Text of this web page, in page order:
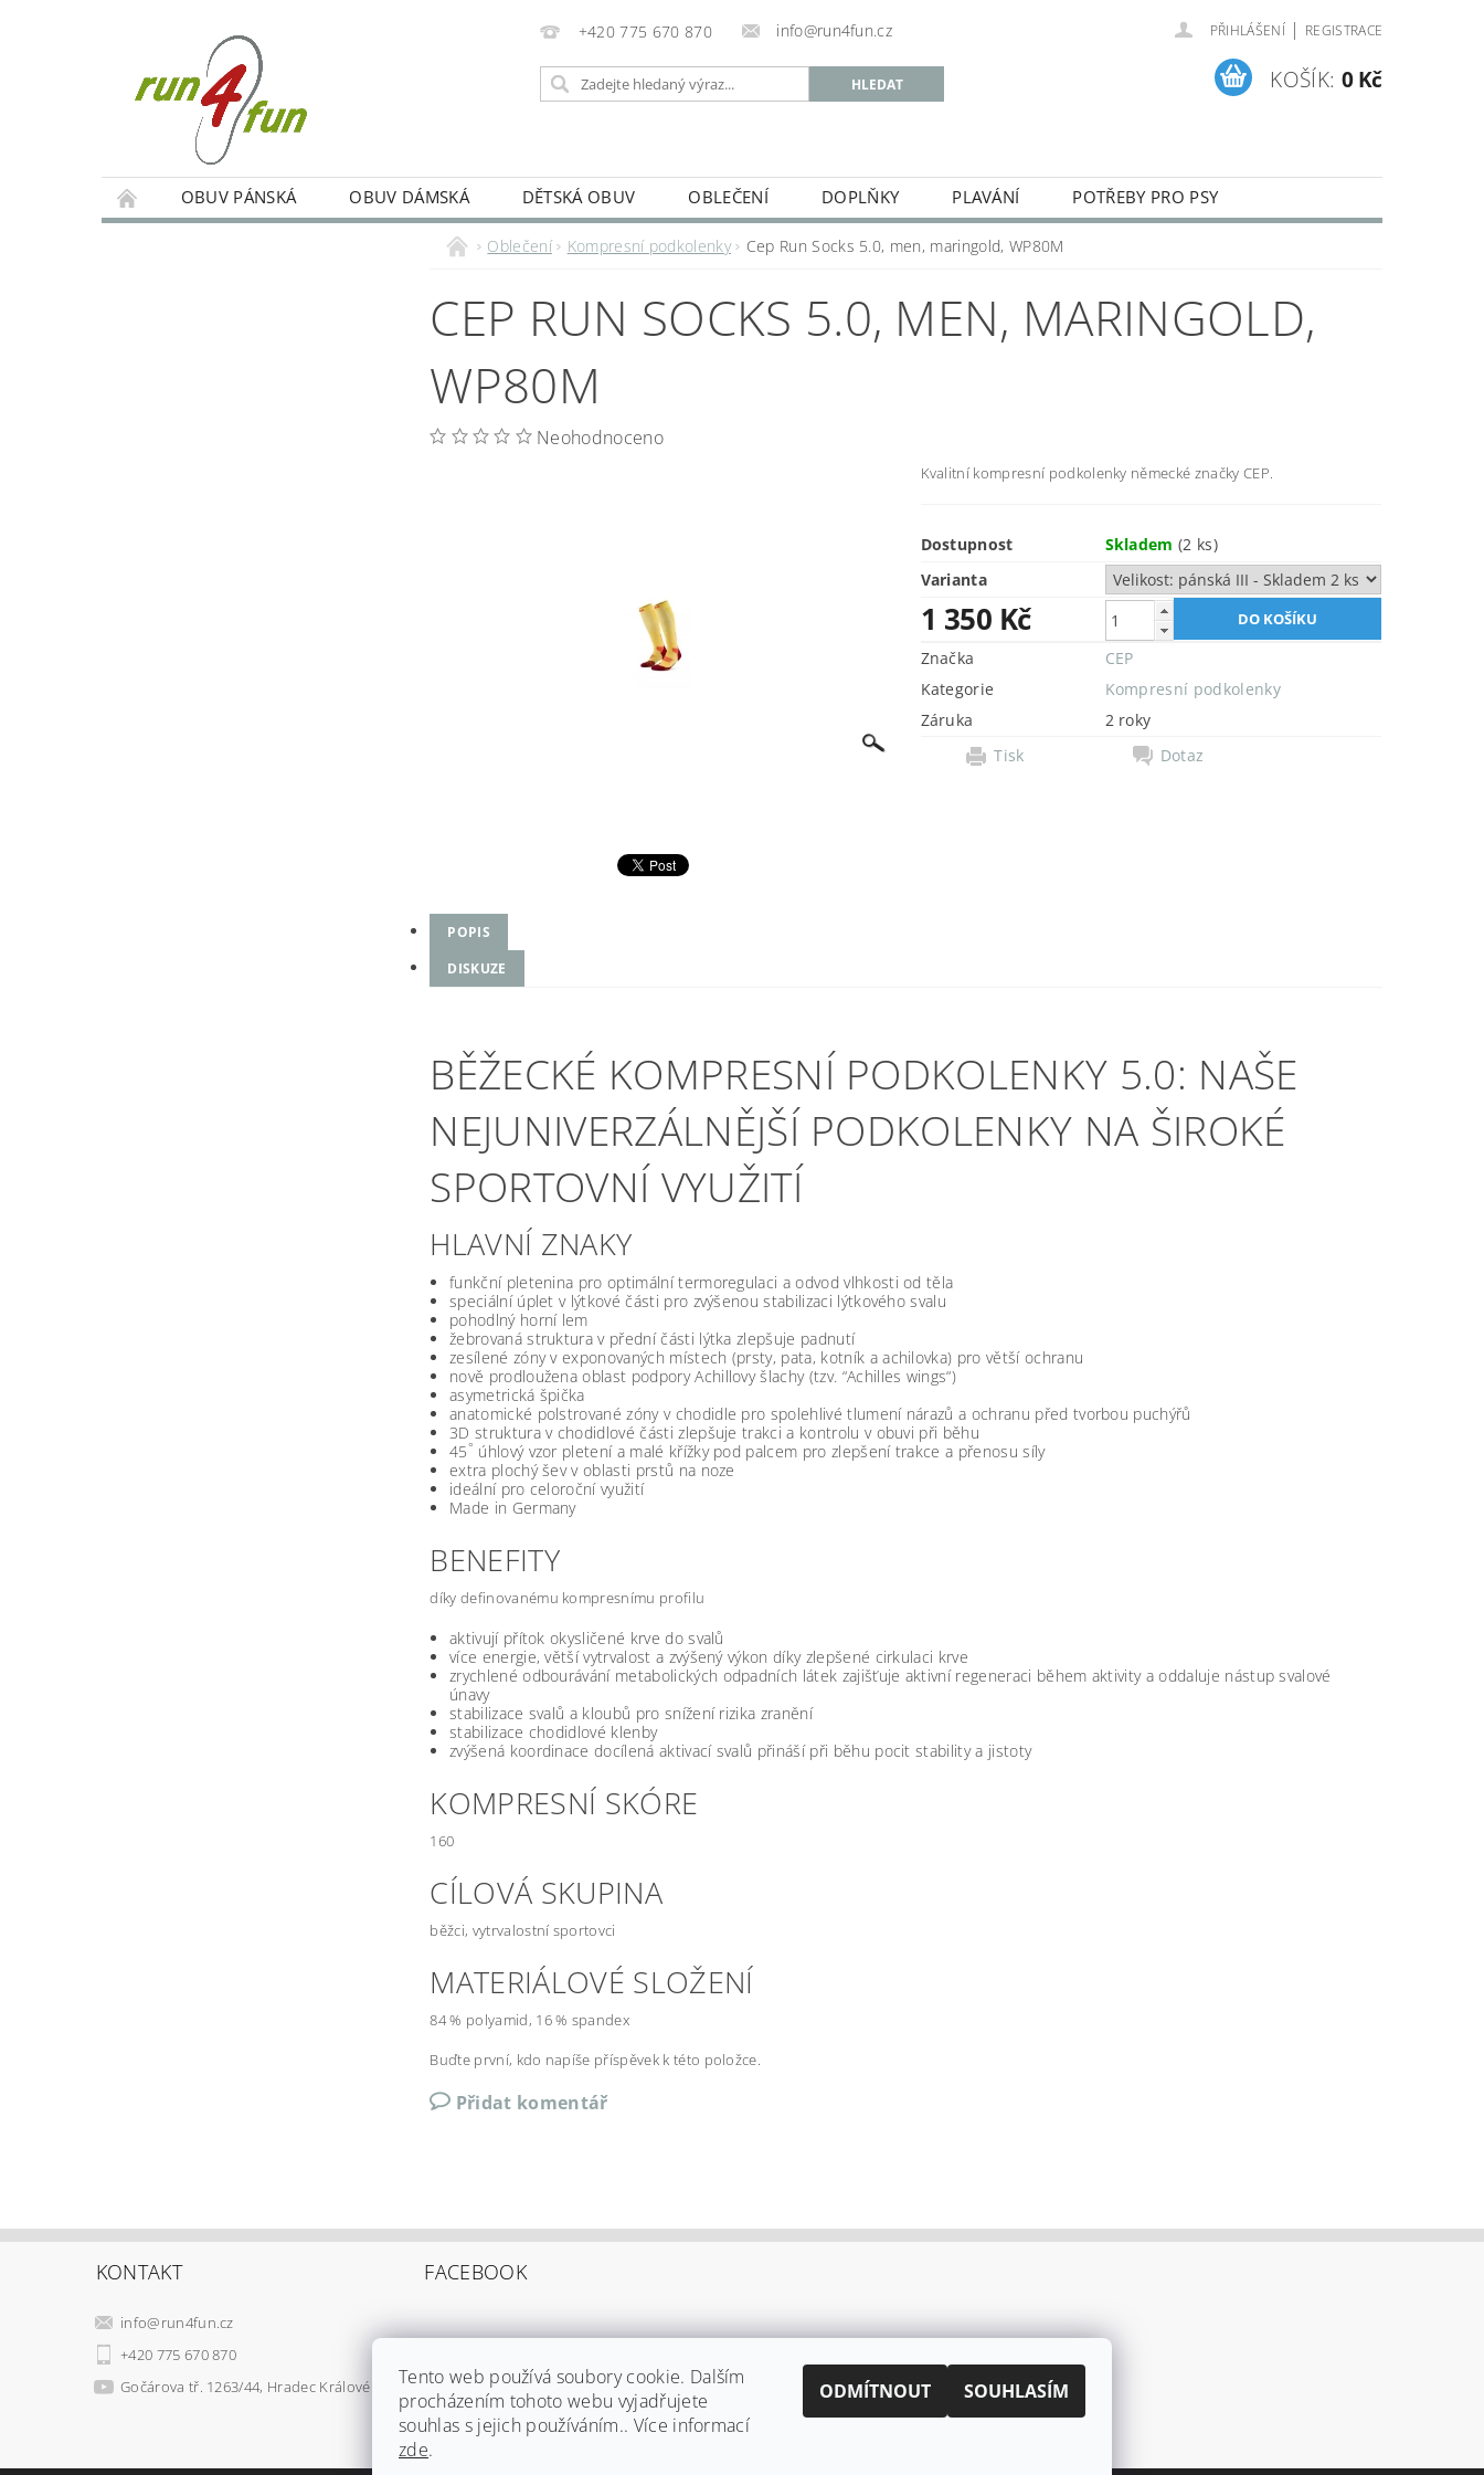
+420 775 670 870 info@run4fun.cz PŘIHLÁŠENÍ | REGISTRACE
KOŠÍK: 0 Kč
OBUV PÁNSKÁ OBUV DÁMSKÁ DĚTSKÁ OBUV OBLEČENÍ DOPLŇKY PLAVÁNÍ
POTŘEBY PRO PSY
KAMENNÁ PRODEJNA OBCHODNÍ PODMÍNKY
VRÁCENÍ A REKLAMACE ZBOŽÍ
Oblečení Kompresní podkolenky Cep Run Socks 5.0, men, maringold, WP80M
CEP RUN SOCKS 5.0, MEN, MARINGOLD,
WP80M
Neohodnoceno
Kvalitní kompresní podkolenky německé značky CEP.
Dostupnost Skladem(2 ks)
Varianta
1 350 Kč
Značka
CEP
Kategorie
Kompresní podkolenky
Záruka
2 roky
Tisk
Dotaz
POPIS
DISKUZE
BĚŽECKÉ KOMPRESNÍ PODKOLENKY 5.0: NAŠE
NEJUNIVERZÁLNĚJŠÍ PODKOLENKY NA ŠIROKÉ
SPORTOVNÍ VYUŽITÍ
HLAVNÍ ZNAKY
funkční pletenina pro optimální termoregulaci a odvod vlhkosti od těla
speciální úplet v lýtkové části pro zvýšenou stabilizaci lýtkového svalu
pohodlný horní lem
žebrovaná struktura v přední části lýtka zlepšuje padnutí
zesílené zóny v exponovaných místech (prsty, pata, kotník a achilovka) pro větší ochranu
nově prodloužena oblast podpory Achillovy šlachy (tzv. “Achilles wings“)
asymetrická špička
anatomické polstrované zóny v chodidle pro spolehlivé tlumení nárazů a ochranu před tvorbou puchýřů
3D struktura v chodidlové části zlepšuje trakci a kontrolu v obuvi při běhu
45° úhlový vzor pletení a malé křížky pod palcem pro zlepšení trakce a přenosu síly
extra plochý šev v oblasti prstů na noze
ideální pro celoroční využití
Made in Germany
BENEFITY
díky definovanému kompresnímu profilu
aktivují přítok okysličené krve do svalů
více energie, větší vytrvalost a zvýšený výkon díky zlepšené cirkulaci krve
zrychlené odbourávání metabolických odpadních látek zajišťuje aktivní regeneraci během aktivity a oddaluje nástup svalové
únavy
stabilizace svalů a kloubů pro snížení rizika zranění
stabilizace chodidlové klenby
zvýšená koordinace docílená aktivací svalů přináší při běhu pocit stability a jistoty
KOMPRESNÍ SKÓRE
160
CÍLOVÁ SKUPINA
běžci, vytrvalostní sportovci
MATERIÁLOVÉ SLOŽENÍ
84 % polyamid, 16 % spandex
Buďte první, kdo napíše příspěvek k této položce.
Přidat komentář
KONTAKT
info@run4fun.cz
+420 775 670 870
Gočárova tř. 1263/44, Hradec Králové
FACEBOOK
Shoptet.cz | Můjprvníeshop.cz
Tento web používá soubory cookie. Dalším
procházením tohoto webu vyjadřujete
souhlas s jejich používáním.. Více informací
zde.
ODMÍTNOUT SOUHLASÍM